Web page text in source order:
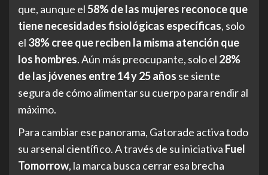
que, aunque el58% de las mujeres reconoce que
tiene necesidades fisiológicas específicas, solo
el 38% cree que reciben la misma atención que
los hombres. Aún más preocupante, solo el 28%
de las jóvenes entre 14 y 25 años se siente
segura de cómo alimentar su cuerpo para rendir al
máximo.
Para cambiar ese panorama, Gatorade activa todo
su arsenal científico. A través de su iniciativa Fuel
Tomorrow, la marca busca cerrar esa brecha